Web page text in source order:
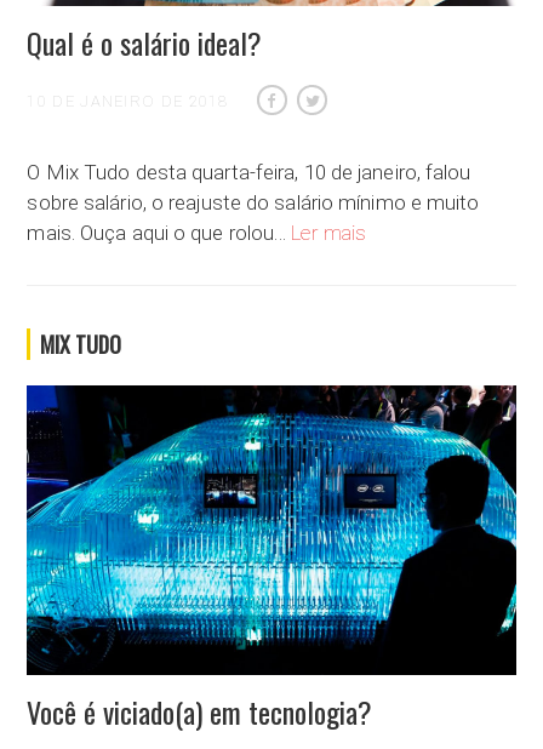
Qual é o salário ideal?
10 DE JANEIRO DE 2018
O Mix Tudo desta quarta-feira, 10 de janeiro, falou
sobre salário, o reajuste do salário mínimo e muito
mais. Ouça aqui o que rolou… Ler mais
MIX TUDO
Você é viciado(a) em tecnologia?